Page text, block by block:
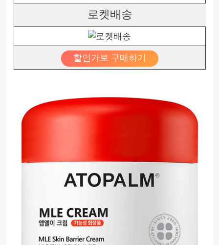
로켓배송
할인가로 구매하기